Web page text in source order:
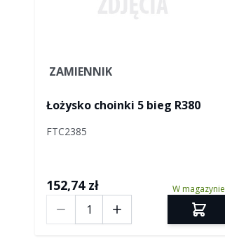
ZAMIENNIK
Łożysko choinki 5 bieg R380
FTC2385
152,74 zł W magazynie